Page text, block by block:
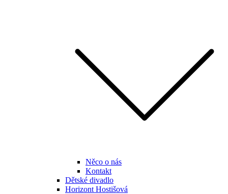
Něco o nás
Kontakt
Dětské divadlo
Horizont Hostišová